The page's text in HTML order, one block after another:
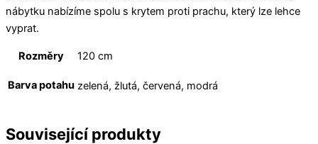
nábytku nabízíme spolu s krytem proti prachu, který lze lehce
vyprat.
Rozměry 120 cm
Barva potahu zelená, žlutá, červená, modrá
Související produkty